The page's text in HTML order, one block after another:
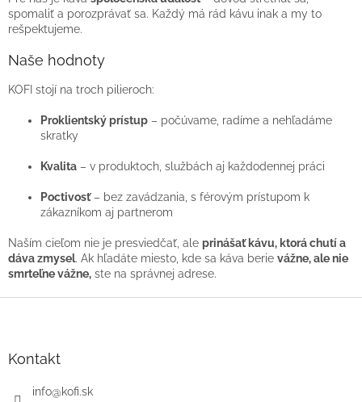
spomaliť a porozprávať sa. Každý má rád kávu inak a my to
rešpektujeme.
Naše hodnoty
KOFI stojí na troch pilieroch:
Proklientský prístup – počúvame, radíme a nehľadáme
skratky
Kvalita – v produktoch, službách aj každodennej práci
Poctivosť– bez zavádzania, s férovým prístupom k
zákazníkom aj partnerom
Naším cieľom nie je presviedčať, ale prinášať kávu, ktorá chutí a
dáva zmysel. Ak hľadáte miesto, kde sa káva berie vážne, ale nie
smrteľne vážne, ste na správnej adrese.
Kontakt
info@kofi.sk